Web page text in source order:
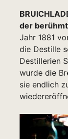
der
Jahr 1881
die Destille
Destillerien
wurde die
sie endlich